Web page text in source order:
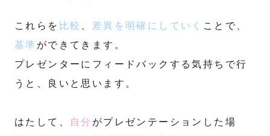
これらを 比較 差異を明確にしていく
ことで、
基準 ができてきます。
プレゼンターにフィードバックする気持ちで行
うと、良いと思います。
はたして、 自分 がプレゼンテーションした場